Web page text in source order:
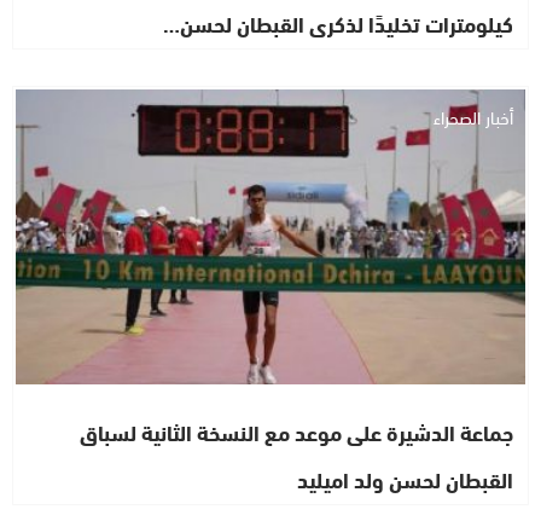
كيلومترات تخليدًا لذكرى القبطان لحسن…
أخبار الصحراء
جماعة الدشيرة على موعد مع النسخة الثانية لسباق
القبطان لحسن ولد اميليد